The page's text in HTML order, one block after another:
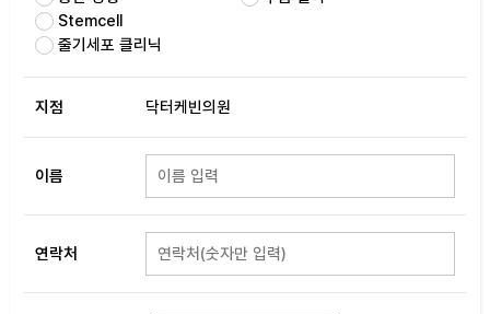
Stemcell
줄기세포 클리닉
지점 닥터케빈의원
이름
연락처